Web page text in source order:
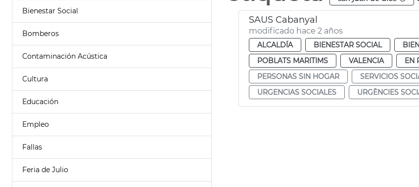
Bienestar Social
Bomberos
Contaminación Acústica
Cultura
Educación
Empleo
Fallas
Feria de Julio
SAUS Cabanyal
modificado hace 2 años
ALCALDÍA BIENESTAR SOCIAL
POBLATS MARITIMS
VALENCIA EN
PERSONAS SIN HOGAR
SERVICIOS
URGENCIAS SOCIALES
URGÈNCIES